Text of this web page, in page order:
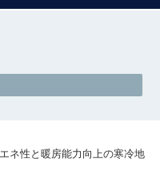
ネ性と暖房能力向上の寒冷地